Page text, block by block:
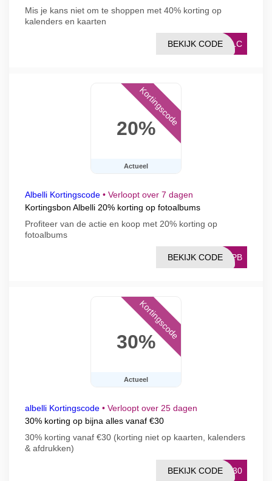
Mis je kans niet om te shoppen met 40% korting op
kalenders en kaarten
CALC
BEKIJK CODE
20%
Actueel
Kortingscode
Albelli Kortingscode • Verloopt over 7 dagen
Kortingsbon Albelli 20% korting op fotoalbums
Profiteer van de actie en koop met 20% korting op
fotoalbums
20PB
BEKIJK CODE
30%
Actueel
Kortingscode
albelli Kortingscode • Verloopt over 25 dagen
30% korting op bijna alles vanaf €30
30% korting vanaf €30 (korting niet op kaarten, kalenders
& afdrukken)
ER30
BEKIJK CODE